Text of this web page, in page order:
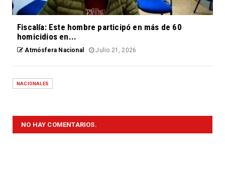
Fiscalía: Este hombre participó en más de 60
homicidios en...
Atmósfera Nacional Julio 21, 2026
NACIONALES
NO HAY COMENTARIOS.